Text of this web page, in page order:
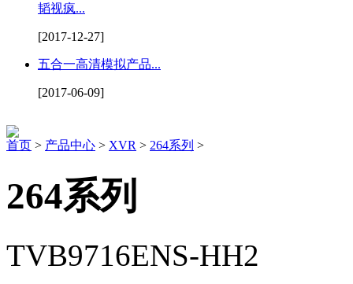
韬视疯...
[2017-12-27]
五合一高清模拟产品...
[2017-06-09]
首页 > 产品中心 > XVR > 264系列 >
264系列
TVB9716ENS-HH2